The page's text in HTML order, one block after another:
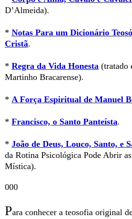
D’Almeida).
* Notas Para um Dicionário
Cristã.
* Regra da Vida Honesta (tratado
Martinho Bracarense).
* A Força Espiritual de Manuel
* Francisco, o Santo Panteísta.
* João de Deus, Louco, Santo, e
da Rotina Psicológica Pode Abrir
Mística).
000
Para conhecer a teosofia original